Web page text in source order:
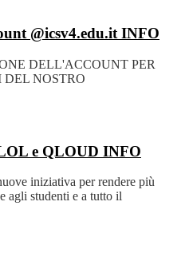
@icsv4.edu.itINFO
DELL'ACCOUNT PER
NOSTRO
e QLOUD INFO
iniziativa per rendere più
agli studenti e a tutto il